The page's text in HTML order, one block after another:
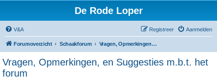
De Rode Loper
V&A Aanmelden
Registreer
Forumoverzicht Schaakforum Vragen, Opmerkingen, en Suggesties m.b.t. het forum
Vragen, Opmerkingen, en Suggesties m.b.t. het
forum